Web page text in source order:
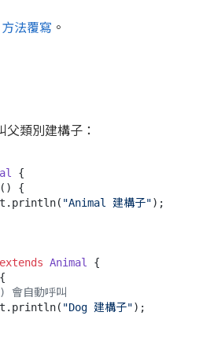
法覆寫 。
類別建構子：
{
()
{
"Animal 建構子");
extends Animal {
{
自動呼叫
"Dog 建構子");